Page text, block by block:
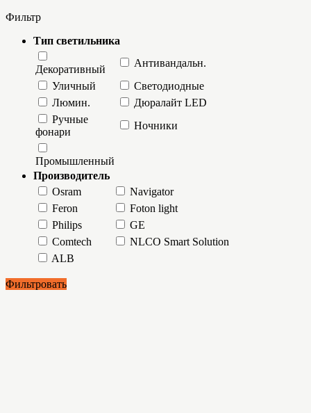
Фильтр
Тип светильника
Декоративный
Антивандальн.
Уличный
Светодиодные
Люмин.
Дюралайт LED
Ручные
фонари
Ночники
Промышленный
Производитель
Osram
Navigator
Feron
Foton light
Philips
GE
Comtech
NLCO Smart Solution
ALB
Фильтровать